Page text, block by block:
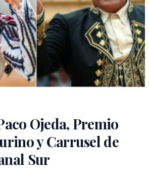
Ojeda, Premio
y Carrusel de
Sur